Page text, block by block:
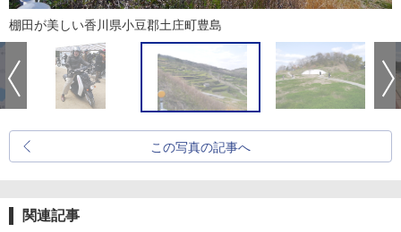
棚田が美しい香川県小豆郡土庄町豊島
この写真の記事へ
関連記事